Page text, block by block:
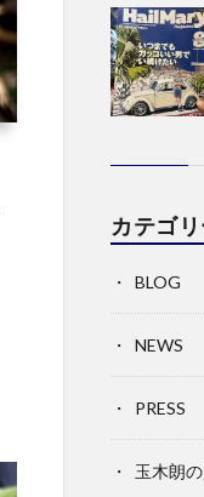
カテゴ
BLOG
NEWS
PRESS
玉木朗